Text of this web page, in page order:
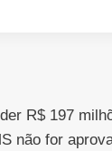
R$ 197
não for